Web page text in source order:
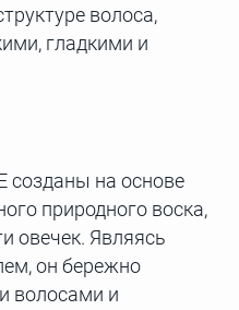
волоса,
гладкими и
созданы на основе
природного воска,
овечек. Являясь
он бережно
волосами и